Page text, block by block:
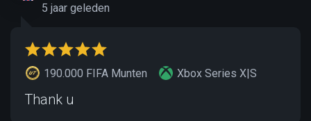
5 jaar geleden
190.000 FIFA Munten Xbox Series X|S
Thank u